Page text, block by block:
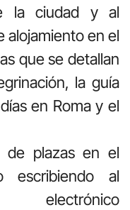
la ciudad y al
alojamiento en el
que se detallan
la guía
en Roma y el
de plazas en el
escribiendo al